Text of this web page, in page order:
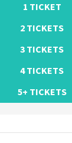
1 TICKET
2 TICKETS
3 TICKETS
4 TICKETS
5+ TICKETS